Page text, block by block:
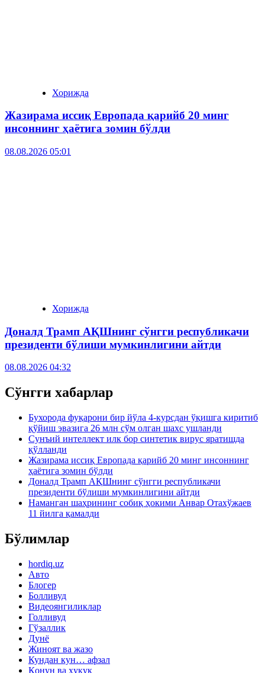
Хорижда
Жазирама иссиқ Европада қарийб 20 минг
инсоннинг ҳаётига зомин бўлди
08.08.2026 05:01
Хорижда
Доналд Трамп АҚШнинг сўнгги республикачи
президенти бўлиши мумкинлигини айтди
08.08.2026 04:32
Сўнгги хабарлар
Бухорода фуқарони бир йўла 4-курсдан ўқишга киритиб
қўйиш эвазига 26 млн сўм олган шахс ушланди
Сунъий интеллект илк бор синтетик вирус яратишда
қўлланди
Жазирама иссиқ Европада қарийб 20 минг инсоннинг
ҳаётига зомин бўлди
Доналд Трамп АҚШнинг сўнгги республикачи
президенти бўлиши мумкинлигини айтди
Наманган шаҳрининг собиқ ҳокими Анвар Отахўжаев
11 йилга қамалди
Бўлимлар
hordiq.uz
Авто
Блогер
Болливуд
Видеоянгиликлар
Голливуд
Гўзаллик
Дунё
Жиноят ва жазо
Кундан кун… афзал
Қонун ва ҳуқуқ